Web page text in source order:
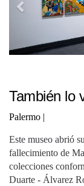
También lo
Palermo |
Este museo abrió
fallecimiento de
colecciones
Duarte - Álvarez